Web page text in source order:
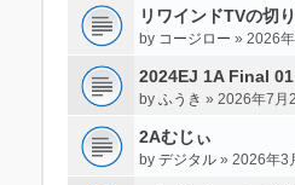
リワインドTVの切
by コージロー » 2026
2024EJ 1A Final
by ふうき » 2026年7月
2Aむじぃ
by デジタル» 2026年3